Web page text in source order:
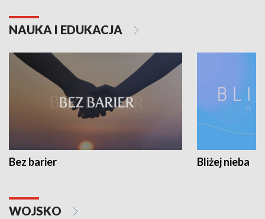
NAUKA I EDUKACJA
Bez barier Bliżej nieba
WOJSKO